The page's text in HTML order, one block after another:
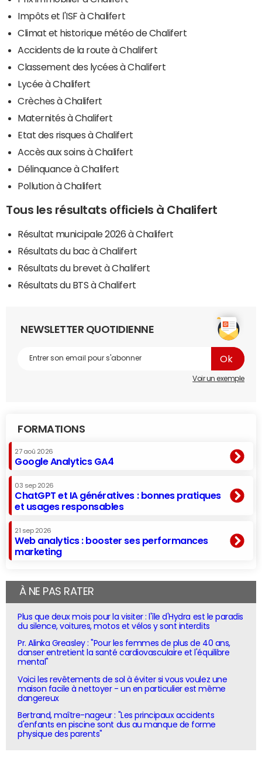
Impôts et l'ISF à Chalifert
Climat et historique météo de Chalifert
Accidents de la route à Chalifert
Classement des lycées à Chalifert
Lycée à Chalifert
Crèches à Chalifert
Maternités à Chalifert
Etat des risques à Chalifert
Accès aux soins à Chalifert
Délinquance à Chalifert
Pollution à Chalifert
Tous les résultats officiels à Chalifert
Résultat municipale 2026 à Chalifert
Résultats du bac à Chalifert
Résultats du brevet à Chalifert
Résultats du BTS à Chalifert
NEWSLETTER QUOTIDIENNE
Voir un exemple
FORMATIONS
27 aoû 2026
Google Analytics GA4
03 sep 2026
ChatGPT et IA génératives : bonnes pratiques
et usages responsables
21 sep 2026
Web analytics : booster ses performances
marketing
À NE PAS RATER
Plus que deux mois pour la visiter : l'île d'Hydra est le paradis
du silence, voitures, motos et vélos y sont interdits
Pr. Alinka Greasley : "Pour les femmes de plus de 40 ans,
danser entretient la santé cardiovasculaire et l'équilibre
mental"
Voici les revêtements de sol à éviter si vous voulez une
maison facile à nettoyer - un en particulier est même
dangereux
Bertrand, maître-nageur : "Les principaux accidents
d'enfants en piscine sont dus au manque de forme
physique des parents"